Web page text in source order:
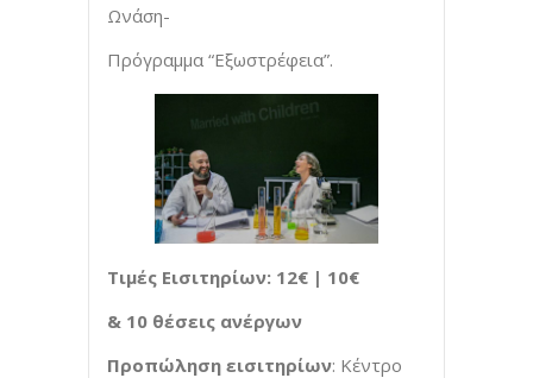
Ωνάση-
Πρόγραμμα “Εξωστρέφεια”.
Τιμές Εισιτηρίων: 12€ | 10€
& 10 θέσεις ανέργων
Προπώληση εισιτηρίων: Κέντρο